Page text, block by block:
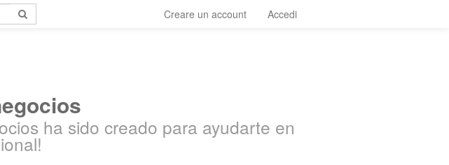
Creare un account Accedi
ha sido creado para ayudarte en